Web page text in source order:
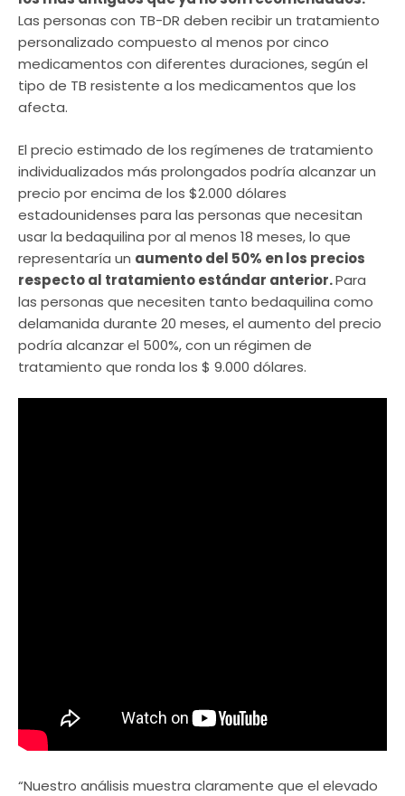
Las personas con TB-DR deben recibir un tratamiento
personalizado compuesto al menos por cinco
medicamentos con diferentes duraciones, según el
tipo de TB resistente a los medicamentos que los
afecta.
El precio estimado de los regímenes de tratamiento
individualizados más prolongados podría alcanzar un
precio por encima de los $2.000 dólares
estadounidenses para las personas que necesitan
usar la bedaquilina por al menos 18 meses, lo que
representaría un aumento del 50% en los precios
respecto al tratamiento estándar anterior.Para
las personas que necesiten tanto bedaquilina como
delamanida durante 20 meses, el aumento del precio
podría alcanzar el 500%, con un régimen de
tratamiento que ronda los $ 9.000 dólares.
“Nuestro análisis muestra claramente que el elevado